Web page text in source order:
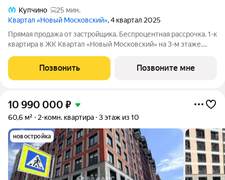
Купчино
25 мин.
Квартал «Новый Московский», 4 квартал 2025
Прямая продажа от застройщика. Беспроцентная рассрочка. 1-к
квартира в ЖК Квартал «Новый Московский» на 3-м этаже.
квартал «Новый Московский» в Пушкинском районе. Этот
комплекс объединит в себе
Позвонить Позвоните мне
10 990 000 ₽
60,6 м² 2-комн. квартира 3 этаж из 10
новостройка